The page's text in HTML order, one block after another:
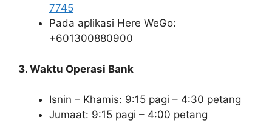
7745
Pada aplikasi Here WeGo:
+601300880900
3. Waktu Operasi Bank
Isnin – Khamis: 9:15 pagi – 4:30 petang
Jumaat: 9:15 pagi – 4:00 petang